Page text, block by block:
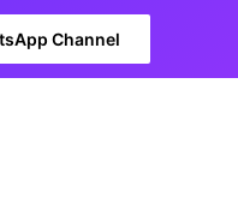
Channel